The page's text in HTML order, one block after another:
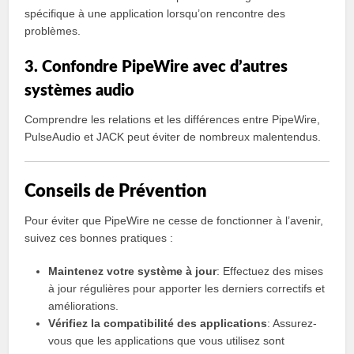
spécifique à une application lorsqu’on rencontre des
problèmes.
3. Confondre PipeWire avec d’autres
systèmes audio
Comprendre les relations et les différences entre PipeWire,
PulseAudio et JACK peut éviter de nombreux malentendus.
Conseils de Prévention
Pour éviter que PipeWire ne cesse de fonctionner à l’avenir,
suivez ces bonnes pratiques :
Maintenez votre système à jour: Effectuez des mises
à jour régulières pour apporter les derniers correctifs et
améliorations.
Vérifiez la compatibilité des applications: Assurez-
vous que les applications que vous utilisez sont